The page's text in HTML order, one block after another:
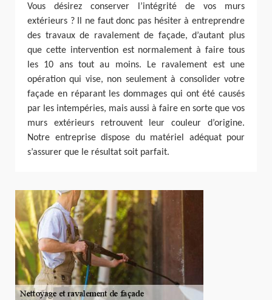
Vous désirez conserver l’intégrité de vos murs
extérieurs ? Il ne faut donc pas hésiter à entreprendre
des travaux de ravalement de façade, d’autant plus
que cette intervention est normalement à faire tous
les 10 ans tout au moins. Le ravalement est une
opération qui vise, non seulement à consolider votre
façade en réparant les dommages qui ont été causés
par les intempéries, mais aussi à faire en sorte que vos
murs extérieurs retrouvent leur couleur d’origine.
Notre entreprise dispose du matériel adéquat pour
s’assurer que le résultat soit parfait.